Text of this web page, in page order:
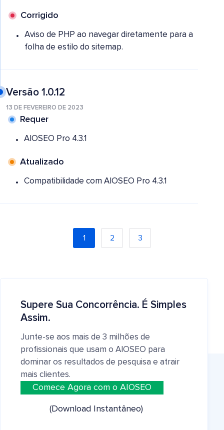
Corrigido
Aviso de PHP ao navegar diretamente para a
folha de estilo do sitemap.
Versão 1.0.12
13 DE FEVEREIRO DE 2023
Requer
AIOSEO Pro 4.3.1
Atualizado
Compatibilidade com AIOSEO Pro 4.3.1
1 2 3
Supere Sua Concorrência. É Simples
Assim.
Junte-se aos mais de 3 milhões de
profissionais que usam o AIOSEO para
dominar os resultados de pesquisa e atrair
mais clientes.
Comece Agora com o AIOSEO
(Download Instantâneo)